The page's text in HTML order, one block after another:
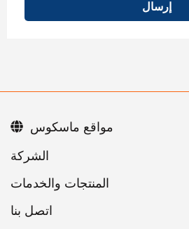
إرسال
اتصل بنا
مواقع ماسكوس